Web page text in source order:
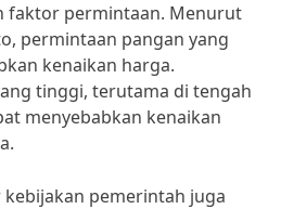
faktor permintaan. Menurut
permintaan pangan yang
kenaikan harga.
tinggi, terutama di tengah
menyebabkan kenaikan
pemerintah juga